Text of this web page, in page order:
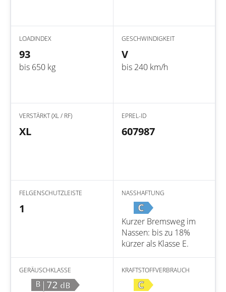
LOADINDEX
93
bis 650 kg
GESCHWINDIGKEIT
V
bis 240 km/h
VERSTÄRKT (XL / RF)
XL
EPREL-ID
607987
FELGENSCHUTZLEISTE
1
NASSHAFTUNG
C
Kurzer Bremsweg im
Nassen: bis zu 18%
kürzer als Klasse E.
GERÄUSCHKLASSE
B |72 dB
KRAFTSTOFFVERBRAUCH
C